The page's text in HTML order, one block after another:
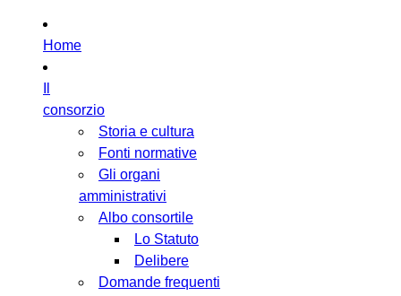
Home
consorzio
Storia e cultura
Fonti normative
Gli organi
amministrativi
Albo consortile
Lo Statuto
Delibere
Domande frequenti